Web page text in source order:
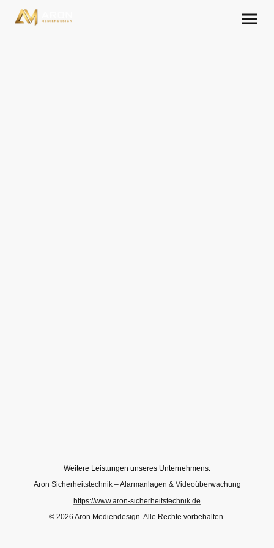
Weitere Leistungen unseres Unternehmens:
Aron Sicherheitstechnik – Alarmanlagen & Videoüberwachung
https://www.aron-sicherheitstechnik.de
© 2026 Aron Mediendesign. Alle Rechte vorbehalten.